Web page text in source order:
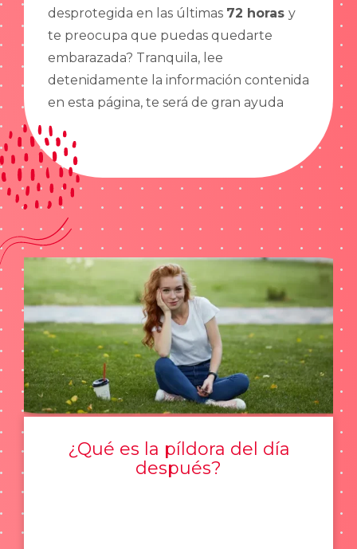
desprotegida en las últimas 72 horas y
te preocupa que puedas quedarte
embarazada? Tranquila, lee
detenidamente la información contenida
en esta página, te será de gran ayuda
¿Qué es la píldora del día
después?